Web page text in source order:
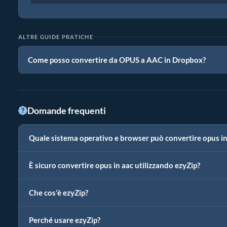
ALTRE GUIDE PRATICHE
Come posso convertire da OPUS a AAC in Dropbox?
Domande frequenti
Quale sistema operativo e browser può convertire opus in
È sicuro convertire opus in aac utilizzando ezyZip?
Che cos'è ezyZip?
Perché usare ezyZip?